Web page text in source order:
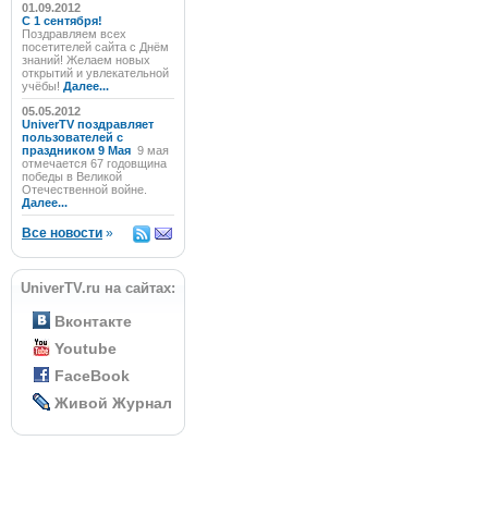
01.09.2012
C 1 сентября!
Поздравляем всех
посетителей сайта с Днём
знаний! Желаем новых
открытий и увлекательной
учёбы! Далее...
05.05.2012
UniverTV поздравляет
пользователей с
праздником 9 Мая 9 мая
отмечается 67 годовщина
победы в Великой
Отечественной войне.
Далее...
Все новости »
UniverTV.ru на сайтах:
Вконтакте
Youtube
FaceBook
Живой Журнал